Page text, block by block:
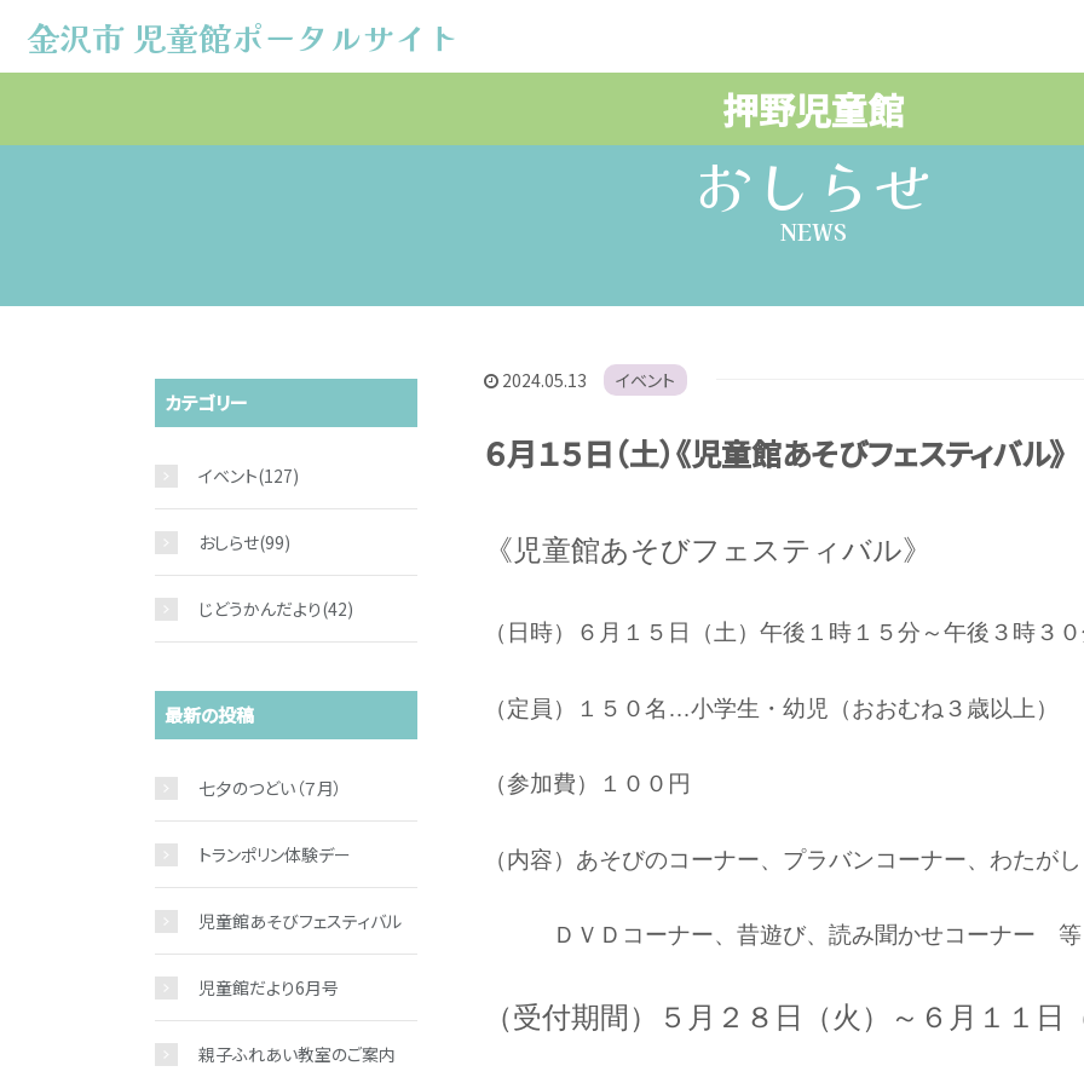
金沢市 児童館ポータルサイト
金沢市 児童館ポータルサイト
おしらせ
NEWS
2024.05.13 イベント
６月１５日（土）《児童館あそびフェスティバル》
《児童館あそびフェスティバル》
（日時）６月１５日（土）午後１時１５分～午後３時３
（定員）１５０名…小学生・幼児（おおむね３歳以上）
（参加費）１００円
（内容）あそびのコーナー、プラバンコーナー、わたが
ＤＶＤコーナー、昔遊び、読み聞かせコーナー 等
（受付期間）５月２８日（火）～６月１１日
カテゴリー
イベント(127)
おしらせ(99)
じどうかんだより(42)
最新の投稿
七夕のつどい（７月）
トランポリン体験デー
児童館あそびフェスティバル
児童館だより6月号
親子ふれあい教室のご案内
押野児童館